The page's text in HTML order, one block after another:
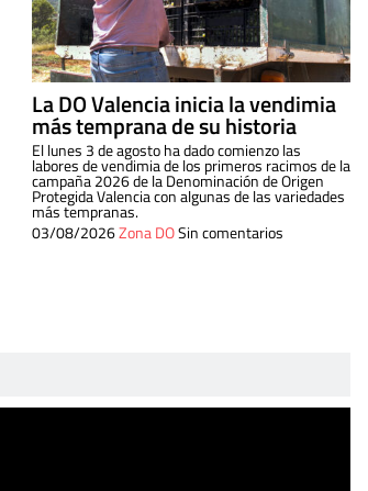
La DO Valencia inicia la vendimia
más temprana de su historia
El lunes 3 de agosto ha dado comienzo las
labores de vendimia de los primeros racimos de la
campaña 2026 de la Denominación de Origen
Protegida Valencia con algunas de las variedades
más tempranas.
03/08/2026Zona DOSin comentarios